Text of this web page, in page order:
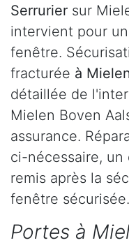
Serrurier sur
intervient pour
fenêtre.
fracturée à
détaillée de
Mielen Boven
assurance.
ci-nécessaire, un
remis après la
fenêtre sécurisée.
Portes à